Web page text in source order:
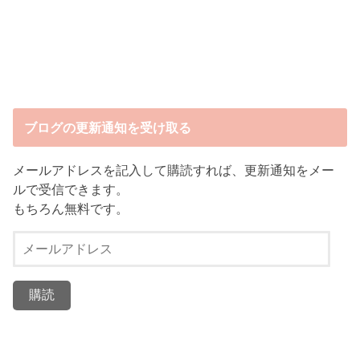
ブログの更新通知を受け取る
メールアドレスを記入して購読すれば、更新通知をメー
ルで受信できます。
もちろん無料です。
ル